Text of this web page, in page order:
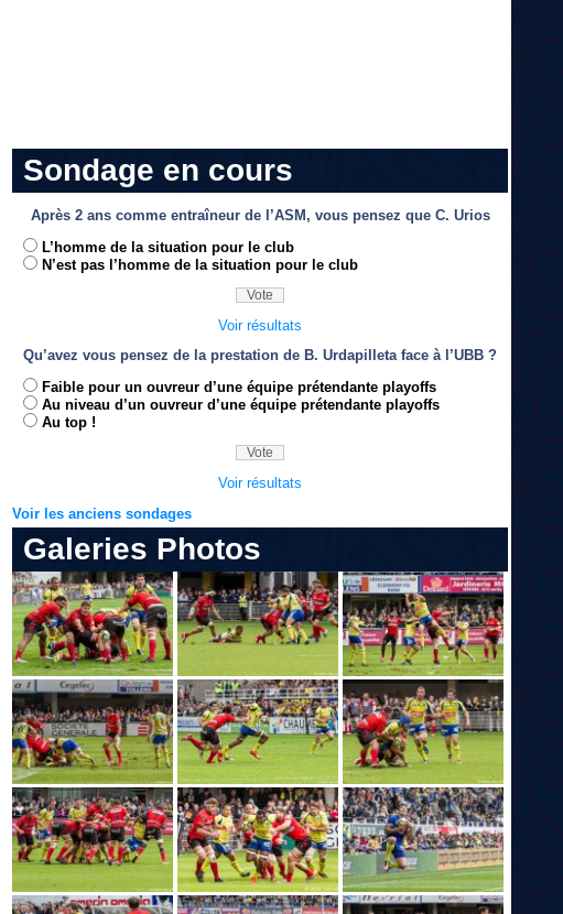
Sondage en cours
Après 2 ans comme entraîneur de l’ASM, vous pensez que C. Urios
L’homme de la situation pour le club
N’est pas l’homme de la situation pour le club
Voir résultats
Qu’avez vous pensez de la prestation de B. Urdapilleta face à l’UBB ?
Faible pour un ouvreur d’une équipe prétendante playoffs
Au niveau d’un ouvreur d’une équipe prétendante playoffs
Au top !
Voir résultats
Voir les anciens sondages
Galeries Photos